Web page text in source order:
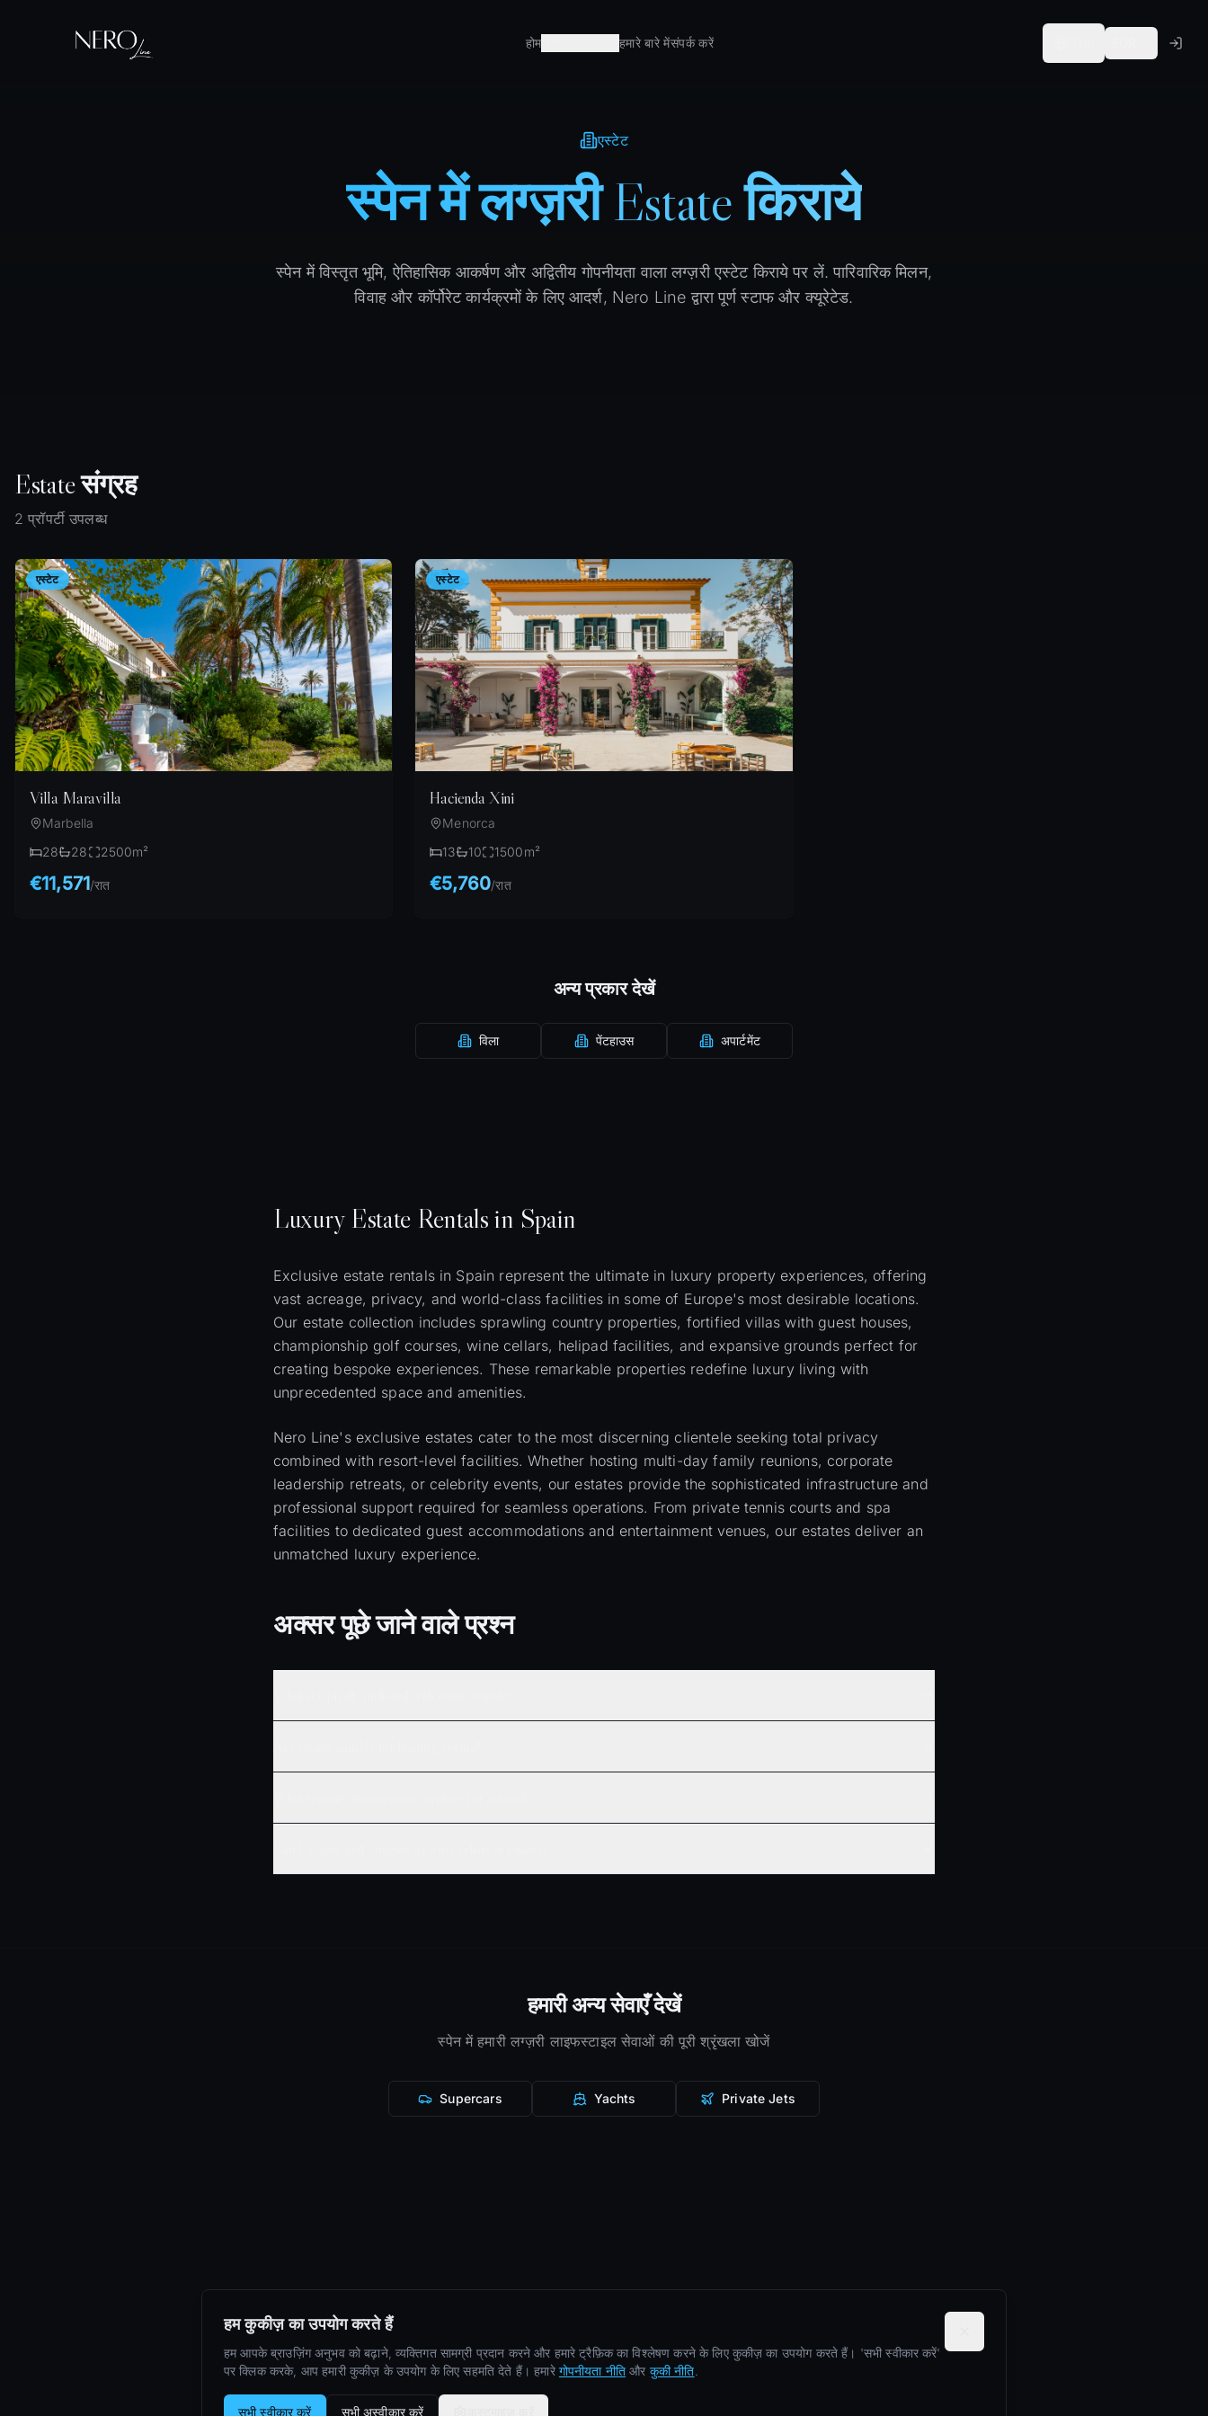
हम कुकीज़ का उपयोग करते हैं
हम आपके ब्राउज़िंग अनुभव को बढ़ाने, व्यक्तिगत सामग्री प्रदान करने और हमारे ट्रैफ़िक का विश्लेषण करने के लिए कुकीज़ का उपयोग करते हैं। 'सभी स्वीकार करें'
पर क्लिक करके, आप हमारी कुकीज़ के उपयोग के लिए सहमति देते हैं। हमारे गोपनीयता नीति और कुकी नीति
सभी स्वीकार करें सभी अस्वीकार करें
होम हमारे बारे मेंसंपर्क करें
एस्टेट
स्पेन में लग्ज़री Estate किराये
स्पेन में विस्तृत भूमि, ऐतिहासिक आकर्षण और अद्वितीय गोपनीयता वाला लग्ज़री एस्टेट किराये पर लें. पारिवारिक मिलन,
विवाह और कॉर्पोरेट कार्यक्रमों के लिए आदर्श, Nero Line द्वारा पूर्ण स्टाफ और क्यूरेटेड.
Estateसंग्रह
2 प्रॉपर्टी उपलब्ध
एस्टेट
Villa Maravilla
Marbella
28
28 2500m²
€11,571/रात
एस्टेट
Hacienda Xini
Menorca
13
10 1500m²
€5,760/रात
अन्य प्रकार देखें
विला पेंटहाउस अपार्टमेंट
LuxuryEstate Rentals in Spain
Exclusive estate rentals in Spain represent the ultimate in luxury property experiences, offering
vast acreage, privacy, and world-class facilities in some of Europe's most desirable locations.
Our estate collection includes sprawling country properties, fortified villas with guest houses,
championship golf courses, wine cellars, helipad facilities, and expansive grounds perfect for
creating bespoke experiences. These remarkable properties redefine luxury living with
unprecedented space and amenities.
Nero Line's exclusive estates cater to the most discerning clientele seeking total privacy
combined with resort-level facilities. Whether hosting multi-day family reunions, corporate
leadership retreats, or celebrity events, our estates provide the sophisticated infrastructure and
professional support required for seamless operations. From private tennis courts and spa
facilities to dedicated guest accommodations and entertainment venues, our estates deliver an
unmatched luxury experience.
अक्सर पूछे जाने वाले प्रश्न
हमारी अन्य सेवाएँ देखें
स्पेन में हमारी लग्ज़री लाइफस्टाइल सेवाओं की पूरी श्रृंखला खोजें
Supercars Yachts Private Jets